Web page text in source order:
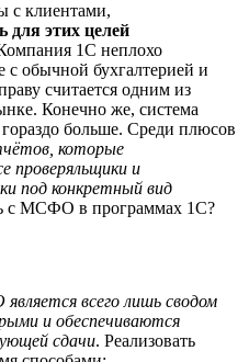
с клиентами,
для этих целей
1С неплохо
с обычной бухгалтерией и
считается одним из
Конечно же, система
больше. Среди плюсов
которые
проверяльщики и
под конкретный вид
с МСФО в программах 1С?
всего лишь сводом
и обеспечиваются
сдачи. Реализовать